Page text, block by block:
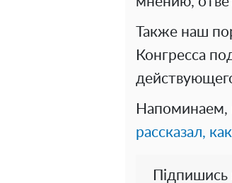
Также наш
Конгресса
Напоминаем,
рассказал,
Підпишись